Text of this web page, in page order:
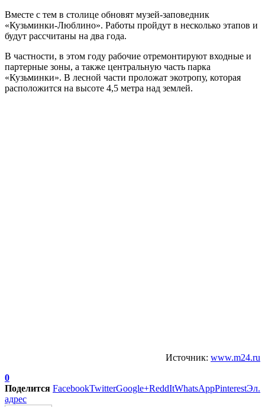
Вместе с тем в столице обновят музей-заповедник
«Кузьминки-Люблино». Работы пройдут в несколько этапов и
будут рассчитаны на два года.
В частности, в этом году рабочие отремонтируют входные и
партерные зоны, а также центральную часть парка
«Кузьминки». В лесной части проложат экотропу, которая
расположится на высоте 4,5 метра над землей.
Источник: www.m24.ru
0
Поделится FacebookTwitterGoogle+ReddItWhatsAppPinterestЭл.
адрес